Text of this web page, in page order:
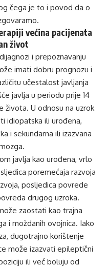
čega je to i povod da o
većina pacijenata
život
i prepoznavanju
imati dobru prognozu i
učestalost javljanja
javlja u periodu prije 14
života. U odnosu na uzrok
idiopatska ili urođena,
i sekundarna ili izazvana
javlja kao urođena, vrlo
poremećaja razvoja
posljedica povrede
drugog uzroka.
zaostati kao trajna
i moždanih ovojnica. Iako
dugotrajno korištenje
može izazvati epileptični
ili već boluju od